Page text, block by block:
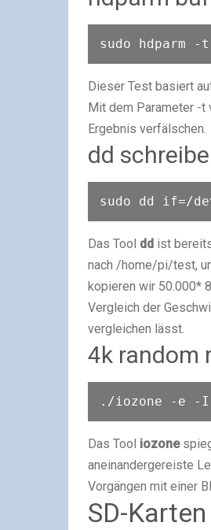
sudo hdparm -
Dieser Test basiert
Mit dem Parameter -t
Ergebnis verfälschen.
dd
sudo dd if=/
Das Tool dd ist
nach /home/pi/test,
kopieren wir 50.000*
Vergleich der
vergleichen lässt.
4k random
./iozone -e
Das Tool iozone
aneinandergereiste
Vorgängen mit einer
SD-